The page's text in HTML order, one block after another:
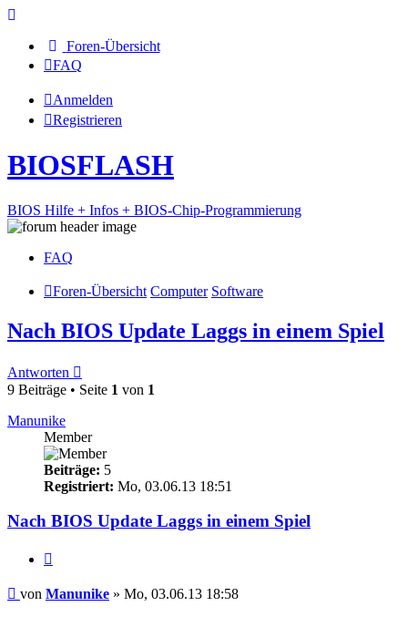
Foren-Übersicht
FAQ
Anmelden
Registrieren
BIOSFLASH
BIOS Hilfe + Infos + BIOS-Chip-Programmierung
FAQ
Foren-Übersicht Computer Software
Nach BIOS Update Laggs in einem Spiel
Antworten
9 Beiträge • Seite 1 von 1
Manunike
Member
Beiträge: 5
Registriert: Mo, 03.06.13 18:51
Nach BIOS Update Laggs in einem Spiel
Beitrag
von Manunike » Mo, 03.06.13 18:58